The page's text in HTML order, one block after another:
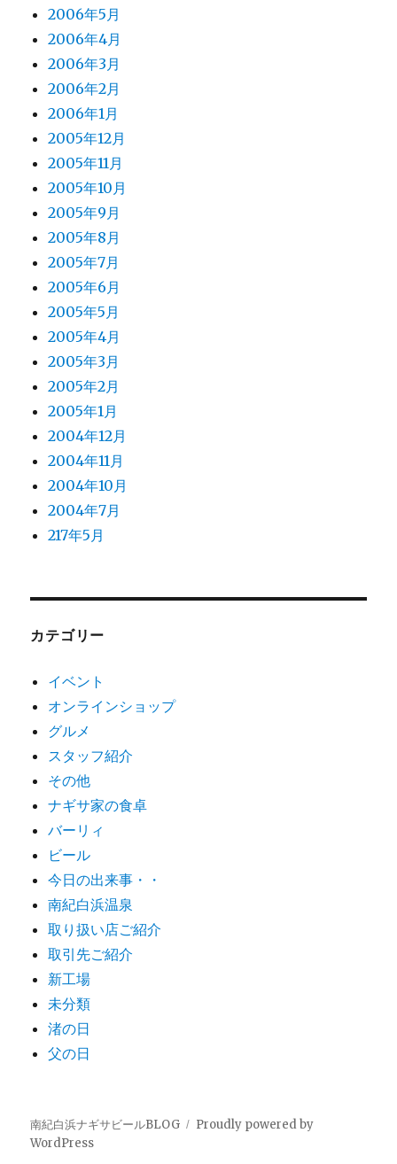
2006年5月
2006年4月
2006年3月
2006年2月
2006年1月
2005年12月
2005年11月
2005年10月
2005年9月
2005年8月
2005年7月
2005年6月
2005年5月
2005年4月
2005年3月
2005年2月
2005年1月
2004年12月
2004年11月
2004年10月
2004年7月
217年5月
カテゴリー
イベント
オンラインショップ
グルメ
スタッフ紹介
その他
ナギサ家の食卓
バーリィ
ビール
今日の出来事・・
南紀白浜温泉
取り扱い店ご紹介
取引先ご紹介
新工場
未分類
渚の日
父の日
南紀白浜ナギサビールBLOG
Proudly powered by
WordPress